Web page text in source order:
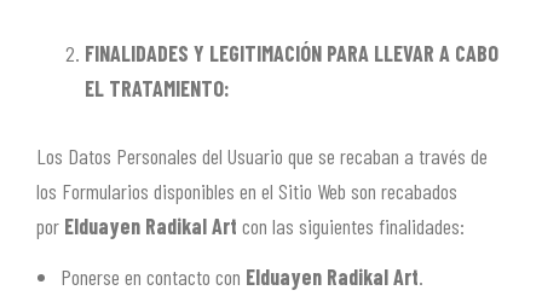
FINALIDADES Y LEGITIMACIÓN PARA LLEVAR A CABO
EL TRATAMIENTO:
Los Datos Personales del Usuario que se recaban a través de
los Formularios disponibles en el Sitio Web son recabados
por Elduayen Radikal Art con las siguientes finalidades:
Ponerse en contacto con Elduayen Radikal Art.